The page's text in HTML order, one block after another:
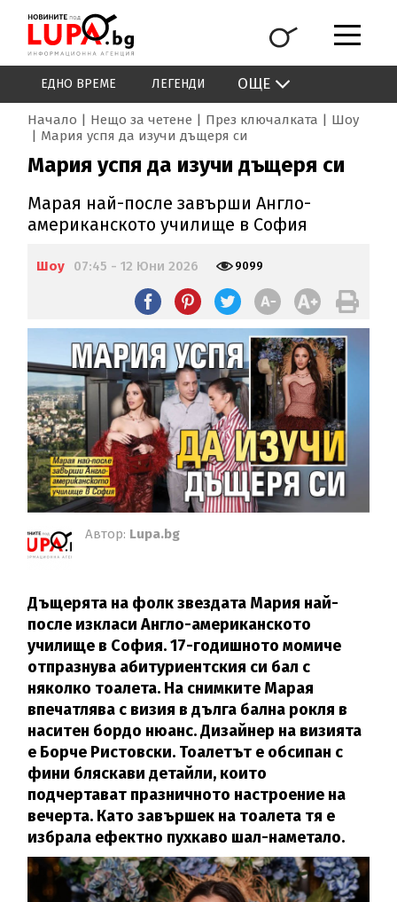
ЕДНО ВРЕМЕ ЛЕГЕНДИ ОЩЕ
Начало Нещо за четене През ключалката
Шоу
Мария успя да изучи дъщеря си
Мария успя да изучи дъщеря си
Марая най-после завърши Англо-
американското училище в София
Шоу 07:45 - 12 Юни 2026 9099
Автор: Lupa.bg
Дъщерята на фолк звездата Мария най-
после изкласи Англо-американското
училище в София. 17-годишното момиче
отпразнува абитуриентския си бал с
няколко тоалета. На снимките Марая
впечатлява с визия в дълга бална рокля в
наситен бордо нюанс. Дизайнер на визията
е Борче Ристовски. Тоалетът е обсипан с
фини бляскави детайли, които
подчертават празничното настроение на
вечерта. Като завършек на тоалета тя е
избрала ефектно пухкаво шал-наметало.